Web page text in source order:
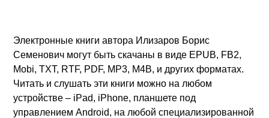
Электронные книги автора Илизаров Борис
Семенович могут быть скачаны в виде EPUB, FB2,
Mobi, TXT, RTF, PDF, MP3, M4B, и других форматах.
Читать и слушать эти книги можно на любом
устройстве – iPad, iPhone, планшете под
управлением Android, на любой специализированной